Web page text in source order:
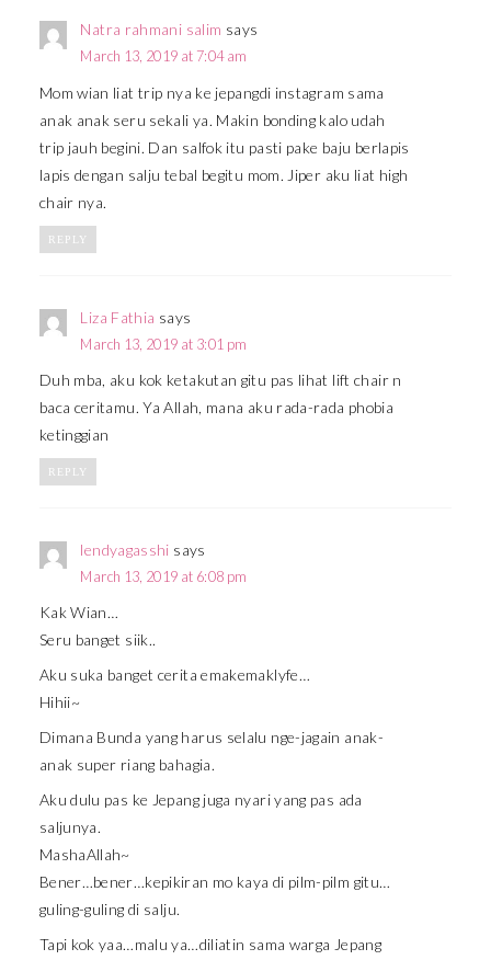
Natra rahmani salim says
March 13, 2019 at 7:04 am
Mom wian liat trip nya ke jepangdi instagram sama
anak anak seru sekali ya. Makin bonding kalo udah
trip jauh begini. Dan salfok itu pasti pake baju berlapis
lapis dengan salju tebal begitu mom. Jiper aku liat high
chair nya.
REPLY
Liza Fathia says
March 13, 2019 at 3:01 pm
Duh mba, aku kok ketakutan gitu pas lihat lift chair n
baca ceritamu. Ya Allah, mana aku rada-rada phobia
ketinggian
REPLY
lendyagasshi says
March 13, 2019 at 6:08 pm
Kak Wian…
Seru banget siik..
Aku suka banget cerita emakemaklyfe…
Hihii~
Dimana Bunda yang harus selalu nge-jagain anak-
anak super riang bahagia.
Aku dulu pas ke Jepang juga nyari yang pas ada
saljunya.
MashaAllah~
Bener…bener…kepikiran mo kaya di pilm-pilm gitu…
guling-guling di salju.
Tapi kok yaa…malu ya…diliatin sama warga Jepang